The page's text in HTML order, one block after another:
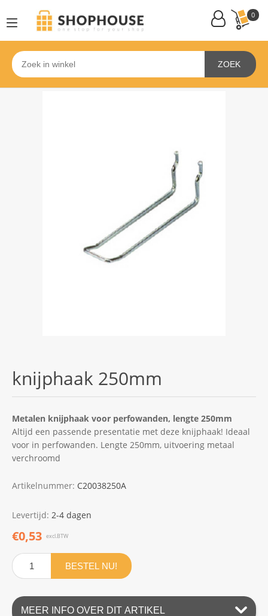
0
ZOEK
knijphaak 250mm
Metalen knijphaak voor perfowanden, lengte 250mm
Altijd een passende presentatie met deze knijphaak! Ideaal
voor in perfowanden. Lengte 250mm, uitvoering metaal
verchroomd
Artikelnummer: C20038250A
Levertijd: 2-4 dagen
€0,53 excl.BTW
BESTEL NU!
MEER INFO OVER DIT ARTIKEL